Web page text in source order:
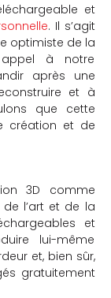
et
. Il s’agit
optimiste de la
appel à notre
après une
et à
que cette
création et de
3D comme
l’art et de la
et
lui-même
et, bien sûr,
gratuitement